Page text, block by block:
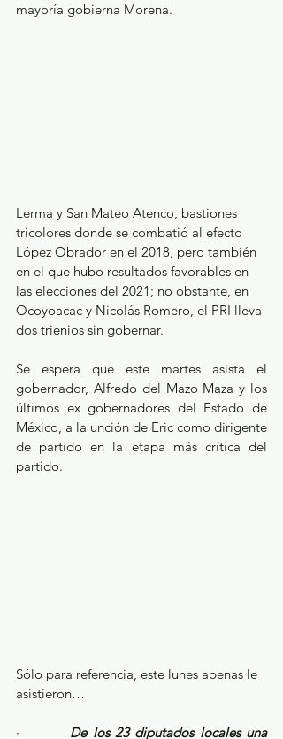
mayoría gobierna Morena.
Lerma y San Mateo Atenco, bastiones
tricolores donde se combatió al efecto
López Obrador en el 2018, pero también
en el que hubo resultados favorables en
las elecciones del 2021; no obstante, en
Ocoyoacac y Nicolás Romero, el PRI lleva
dos trienios sin gobernar.
Se espera que este martes asista el
gobernador, Alfredo del Mazo Maza y los
últimos ex gobernadores del Estado de
México, a la unción de Eric como dirigente
de partido en la etapa más crítica del
partido.
Sólo para referencia, este lunes apenas le
asistieron…
· De los 23 diputados locales una